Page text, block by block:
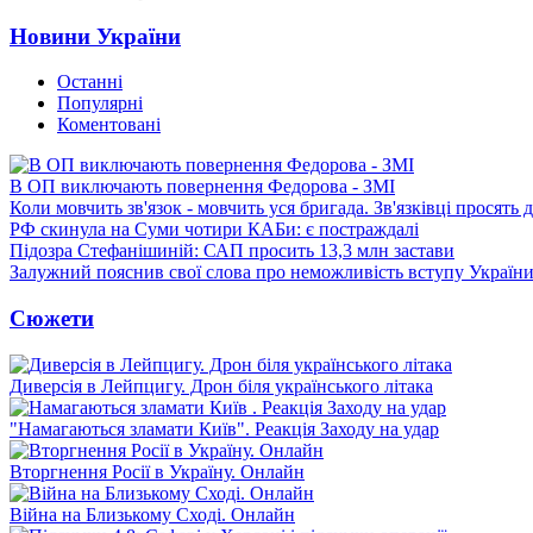
Новини України
Останні
Популярні
Коментовані
В ОП виключають повернення Федорова - ЗМІ
Коли мовчить зв'язок - мовчить уся бригада. Зв'язківці просять
РФ скинула на Суми чотири КАБи: є постраждалі
Підозра Стефанішиній: САП просить 13,3 млн застави
Залужний пояснив свої слова про неможливість вступу
Сюжети
Диверсія в Лейпцигу. Дрон біля українського літака
"Намагаються зламати Київ". Реакція Заходу на удар
Вторгнення Росії в Україну. Онлайн
Війна на Близькому Сході. Онлайн